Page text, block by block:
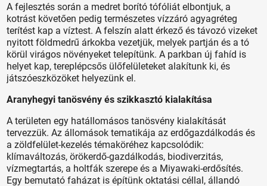
A fejlesztés során a medret borító tófóliát elbontjuk, a
kotrást követően pedig természetes vízzáró agyagréteg
terítést kap a víztest. A felszín alatt érkező és távozó vizeket
nyitott földmedrű árkokba vezetjük, melyek partján és a tó
körül virágos növényeket telepítünk. A parkban új fahíd is
helyet kap, tereplépcsős ülőfelületeket alakítunk ki, és
játszóeszközöket helyezünk el.
Aranyhegyi tanösvény és szikkasztó kialakítása
A területen egy hatállomásos tanösvény kialakítását
tervezzük. Az állomások tematikája az erdőgazdálkodás és
a zöldfelület-kezelés témaköréhez kapcsolódik:
klímaváltozás, örökerdő-gazdálkodás, biodiverzitás,
vízmegtartás, a holtfák szerepe és a Miyawaki-erdősítés.
Egy bemutató faházat is építünk oktatási céllal, állandó